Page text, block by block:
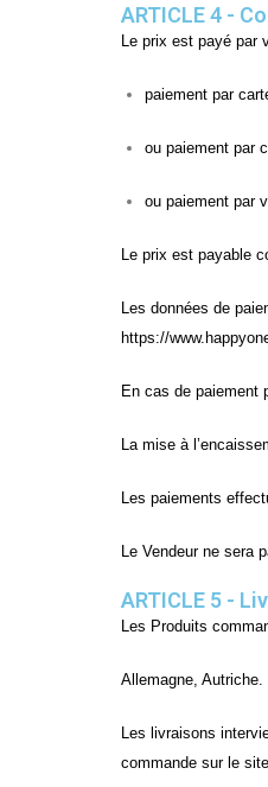
ARTICLE 4 -
Le prix est payé par
paiement par
ou paiement par
ou paiement par
Le prix est payable
Les données de
https://
En cas de paiement
La mise à
Les paiements
Le Vendeur ne sera
ARTICLE 5 -
Les Produits
Allemagne, Autriche.
Les livraisons
commande sur le